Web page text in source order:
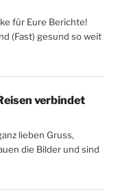
für Eure Berichte!
(Fast) gesund so weit
verbindet
lieben Gruss,
die Bilder und sind